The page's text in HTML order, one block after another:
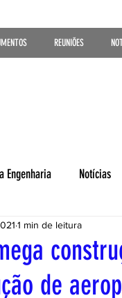
REUNIÕES
Engenharia Notícias
de
1 min de leitura